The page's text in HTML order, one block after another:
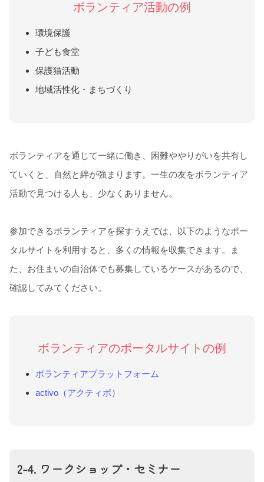
ボランティア活動の例
環境保護
子ども食堂
保護猫活動
地域活性化・まちづくり
ボランティアを通じて一緒に働き、困難ややりがいを共有し
ていくと、自然と絆が強まります。一生の友をボランティア
活動で見つける人も、少なくありません。
参加できるボランティアを探すうえでは、以下のようなポー
タルサイトを利用すると、多くの情報を収集できます。ま
た、お住まいの自治体でも募集しているケースがあるので、
確認してみてください。
ボランティアのポータルサイトの例
ボランティアプラットフォーム
activo（アクティボ）
2-4. ワークショップ・セミナー